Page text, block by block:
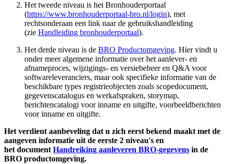
Het tweede niveau is het Bronhouderportaal
(https://www.bronhouderportaal-bro.nl/login), met
rechtsonderaan een link naar de gebruikshandleiding
(zie Handleiding bronhouderportaal).
Het derde niveau is de BRO Productomgeving. Hier vindt u
onder meer algemene informatie over het aanlever- en
afnameproces, wijzigings- en versiebeheer en Q&A voor
softwareleveranciers, maar ook specifieke informatie van de
beschikbare types registrieobjecten zoals scopedocument,
gegevenscatalogus en werkafspraken, storymap,
berichtencatalogi voor inname en uitgifte, voorbeeldberichten
voor inname en uitgifte.
Het verdient aanbeveling dat u zich eerst bekend maakt met de
aangeven informatie uit de eerste 2 niveau's en
het document Handreiking aanleveren BRO-gegevens in de
BRO productomgeving.